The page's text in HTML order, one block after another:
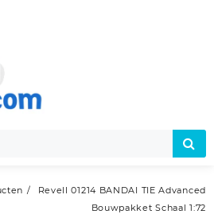
Revell 01214 BANDAI TIE Advanced
Bouwpakket Schaal 1:72